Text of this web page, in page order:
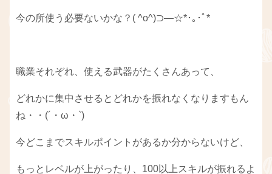
今の所使う必要ないかな？( ^o^)⊃―☆*･｡･ﾟ*
職業それぞれ、使える武器がたくさんあって、
どれかに集中させるとどれかを振れなくなりますもん
ね・・(´・ω・`)
今どこまでスキルポイントがあるか分からないけど、
もっとレベルが上がったり、100以上スキルが振れるよ